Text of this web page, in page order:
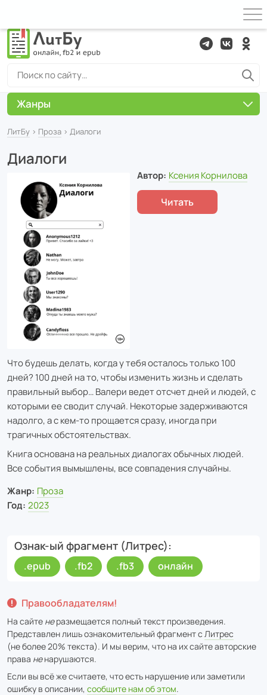
ЛитБу › Проза › Диалоги
Диалоги
Автор: Ксения Корнилова
Читать
Что будешь делать, когда у тебя осталось только 100
дней? 100 дней на то, чтобы изменить жизнь и сделать
правильный выбор… Валери ведет отсчет дней и людей, с
которыми ее сводит случай. Некоторые задерживаются
надолго, а с кем-то прощается сразу, иногда при
трагичных обстоятельствах.
Книга основана на реальных диалогах обычных людей.
Все события вымышлены, все совпадения случайны.
Жанр: Проза
Год: 2023
Ознак-ый фрагмент (Литрес)
.epub .fb2 .fb3 онлайн
Правообладателям!
На сайте неразмещается полный текст произведения.
Представлен лишь ознакомительный фрагмент с Литрес
(не более 20% текста). И мы верим, что на их сайте авторские
права ненарушаются.
Если вы всё же считаете, что есть нарушение или заметили
ошибку в описании, сообщите нам об этом.
Жанры